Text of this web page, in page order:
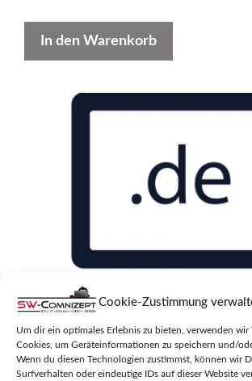
Cookie-Zustimmung
Um dir ein optimales Erlebnis zu bieten, verwenden wir
Cookies, um Geräteinformationen zu speichern und/
Wenn du diesen Technologien zustimmst, können wir
Surfverhalten oder eindeutige IDs auf dieser Website
In den Warenkorb
FRIDAY-MANIA.DE